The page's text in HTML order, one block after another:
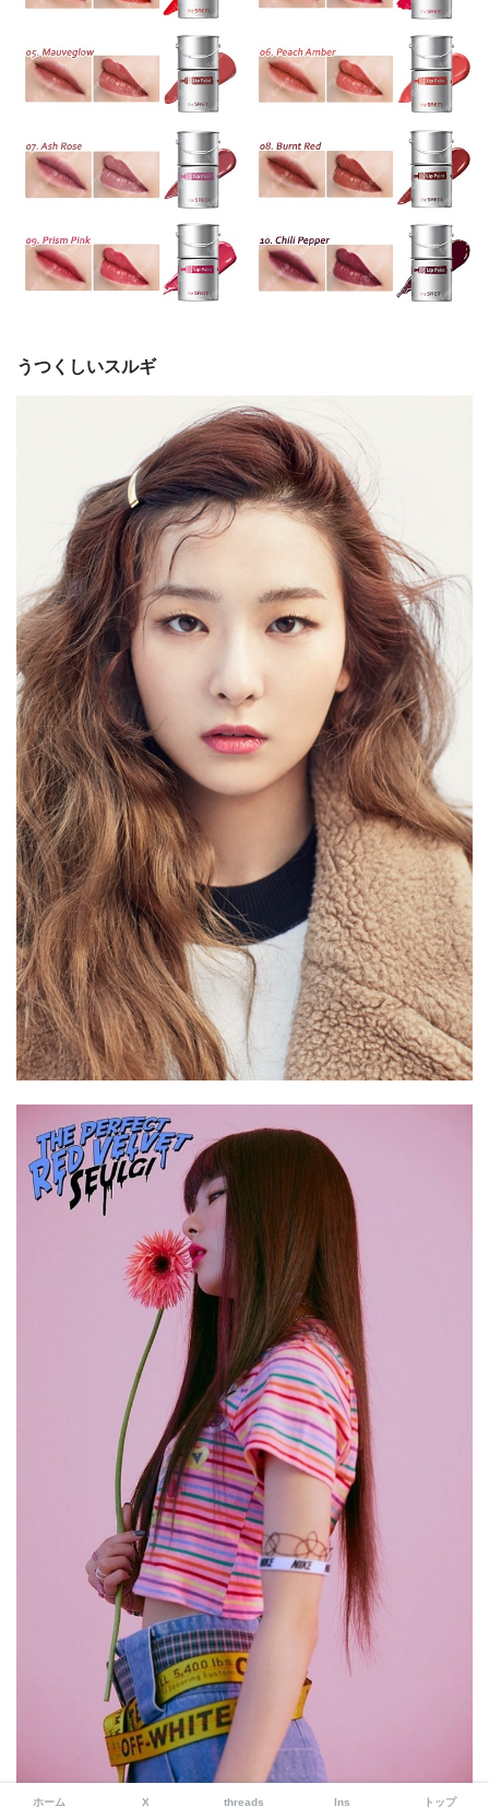
うつくしいスルギ
ホーム X threads Ins トップ